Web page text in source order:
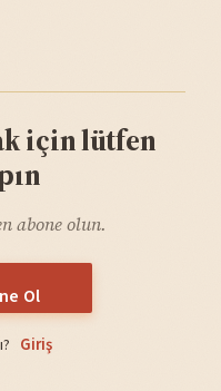
için lütfen
abone olun.
Ol
Giriş